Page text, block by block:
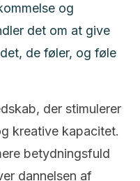
og
det om at give
de føler, og føle
der stimulerer
kreative kapacitet.
betydningsfuld
dannelsen af